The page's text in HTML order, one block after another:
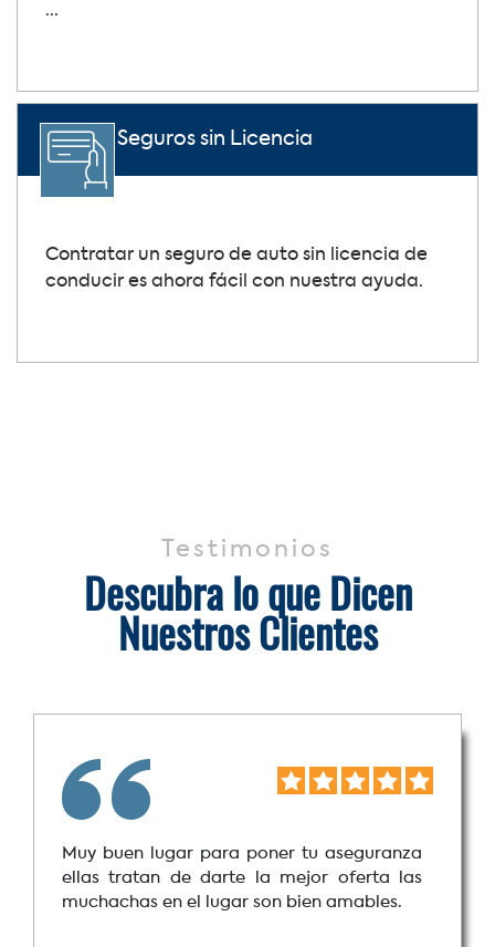
...
Seguros sin Licencia
Contratar un seguro de auto sin licencia de
conducir es ahora fácil con nuestra ayuda.
Testimonios
Descubra lo que Dicen
Nuestros Clientes
Muy buen lugar para poner tu aseguranza
ellas tratan de darte la mejor oferta las
muchachas en el lugar son bien amables.